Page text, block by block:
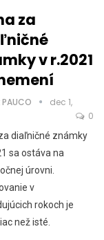
za
v r.2021
dec 1,
0
diaľničné známky
sa ostáva na
úrovni.
v
rokoch je
než isté.